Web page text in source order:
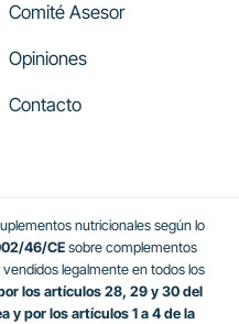
Comité Asesor
Opiniones
Contacto
nutricionales según lo
46/CEsobre complementos
legalmente en todos los
los artículos 28, 29 y 30 del
y por los artículos 1 a 4 de la